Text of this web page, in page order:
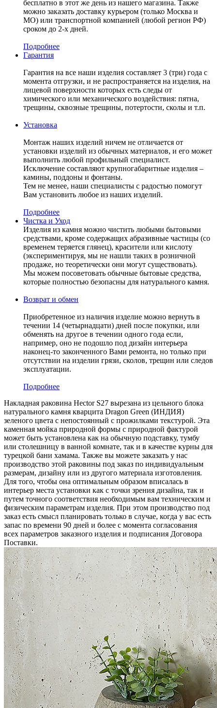
бесплатно в этот же день из нашего магазина. Также
можно заказать доставку курьером (только Москва и
МО) или транспортной компанией (любой регион РФ)
сроком до 2-х дней.
Подробнее
Гарантия
Гарантия на все наши изделия составляет 3 (три) года с
момента отгрузки, и не распространяется на изделия, на
лицевой поверхности которых есть следы от
химического или механического воздействия: пятна,
трещины, сквозные трещины, потертости, сколы и т.п.
Установка
Монтаж наших изделий ничем не отличается от
установки изделий из обычных материалов, и его может
выполнить любой профильный специалист.
Исключение составляют крупногабаритные изделия –
камины, поддоны и фонтаны.
Тем не менее, наши специалисты с радостью помогут
Вам установить любое из наших изделий.
Подробнее
Чистка и Уход
Изделия из камня можно чистить любыми бытовыми
средствами, кроме содержащих абразивные частицы (со
временем теряется глянец), красители или кислоту
(экспериментируя, мы не нашли таких в розничной
продаже, но теоретически они могут существовать).
Мы можем посоветовать обычные бытовые средства,
которые полностью безопасны для натурального камня.
Возврат и обмен
Приобретенное из наличия изделие можно вернуть в
течении 14 (четырнадцати) дней после покупки, или
обменять на другое в течении одного года если,
например, оно не подошло под дизайн интерьера
наконец-то законченного Вами ремонта, но только при
отсутствии на изделии грязи, сколов, трещин или следов
эксплуатации.
Подробнее
Накладная раковина Hector S27 вырезана из цельного блока
натурального камня кварцита Dragon Green (ИНДИЯ)
зеленого цвета c непостоянный с прожилками текстурой. Эта
каменная мойка природной формы с природной фактурой
может быть установлена как на обычную подставку, тумбу
или столешницу в ванной комнате, так и в качестве курны для
турецкой бани хамама. Также вы можете заказать у нас
производство этой раковины под заказ по индивидуальным
размерам, дизайну или из другого материала изготовления.
Для того, чтобы она оптимальным образом вписалась в
интерьер места установки как с точки зрения дизайна, так и
путем точного соответствия необходимым вам техническим и
физическим параметрам изделия. При этом производство под
заказ есть смысл планировать только в случае, когда у вас есть
запас по времени 90 дней и более с момента согласования
всех параметров заказного изделия и подписания Договора
Поставки.